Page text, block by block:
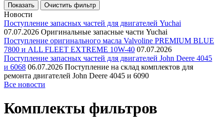
Новости
Поступление запасных частей для двигателей Yuchai
07.07.2026 Оригинальные запасные части Yuchai
Поступление оригинального масла Valvoline PREMIUM BLUE
7800 и ALL FLEET EXTREME 10W-40 07.07.2026
Поступление запасных частей для двигателей John Deere 4045
и 6068 06.07.2026 Поступление на склад комплектов для
ремонта двигателей John Deere 4045 и 6090
Все новости
Комплекты фильтров